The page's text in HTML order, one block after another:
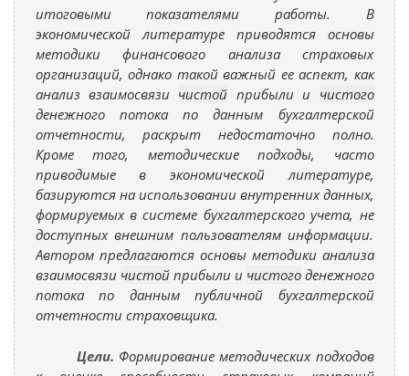
итоговыми показателями работы. В
экономической литературе приводятся основы
методики финансового анализа страховых
организаций, однако такой важный ее аспект, как
анализ взаимосвязи чистой прибыли и чистого
денежного потока по данным бухгалтерской
отчетности, раскрыт недостаточно полно.
Кроме того, методические подходы, часто
приводимые в экономической литературе,
базируются на использовании внутренних данных,
формируемых в системе бухгалтерского учета, не
доступных внешним пользователям информации.
Автором предлагаются основы методики анализа
взаимосвязи чистой прибыли и чистогоденежного
потока по данным публичной бухгалтерской
отчетности страховщика.
Цели. Формирование методических подходов